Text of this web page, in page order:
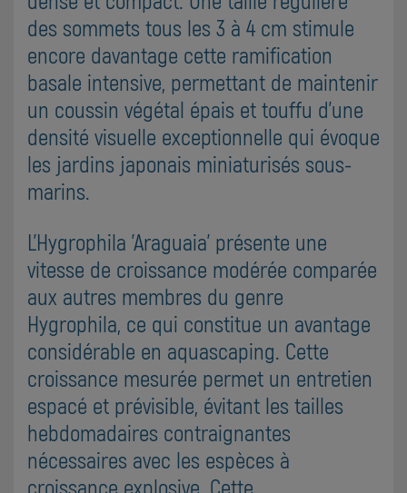
des sommets tous les 3 à 4 cm stimule
encore davantage cette ramification
basale intensive, permettant de maintenir
un coussin végétal épais et touffu d'une
densité visuelle exceptionnelle qui évoque
les jardins japonais miniaturisés sous-
marins.
L'Hygrophila 'Araguaia' présente une
vitesse de croissance modérée comparée
aux autres membres du genre
Hygrophila, ce qui constitue un avantage
considérable en aquascaping. Cette
croissance mesurée permet un entretien
espacé et prévisible, évitant les tailles
hebdomadaires contraignantes
nécessaires avec les espèces à
croissance explosive. Cette